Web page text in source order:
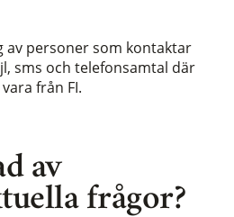
av
frågor?
av personer som kontaktar
sms och telefonsamtal där
från FI.